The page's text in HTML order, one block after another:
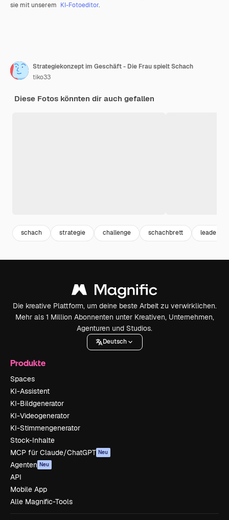
sie mit unserem KI-Fotoeditor.
Strategiekonzept im Geschäft - Die Frau spielt Schach
tiko33
Diese Fotos könnten dir auch gefallen
schach strategie challenge schachbrett leader
Die kreative Plattform, um deine beste Arbeit zu verwirklichen.
Mehr als 1 Million Abonnenten unter Kreativen, Unternehmen,
Agenturen und Studios.
Deutsch
Produkte
Spaces
KI-Assistent
KI-Bildgenerator
KI-Videogenerator
KI-Stimmengenerator
Stock-Inhalte
MCP für Claude/ChatGPT Neu
Agenten Neu
API
Mobile App
Alle Magnific-Tools